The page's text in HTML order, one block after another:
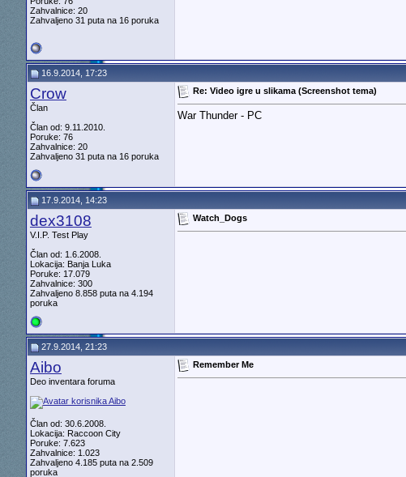
Zahvalnice: 20
Zahvaljeno 31 puta na 16 poruka
16.9.2014, 17:23
Crow
Član
Član od: 9.11.2010.
Poruke: 76
Zahvalnice: 20
Zahvaljeno 31 puta na 16 poruka
Re: Video igre u slikama (Screenshot tema)
War Thunder - PC
17.9.2014, 14:23
dex3108
V.I.P. Test Play
Član od: 1.6.2008.
Lokacija: Banja Luka
Poruke: 17.079
Zahvalnice: 300
Zahvaljeno 8.858 puta na 4.194
poruka
Watch_Dogs
27.9.2014, 21:23
Aibo
Deo inventara foruma
Član od: 30.6.2008.
Lokacija: Raccoon City
Poruke: 7.623
Zahvalnice: 1.023
Zahvaljeno 4.185 puta na 2.509
poruka
Remember Me